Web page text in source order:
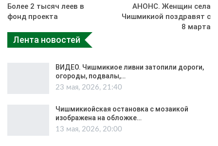
Более 2 тысяч леев в
фонд проекта
АНОНС. Женщин села
Чишмикиой поздравят с
8 марта
Лента новостей
ВИДЕО. Чишмикиое ливни затопили дороги,
огороды, подвалы,…
23 мая, 2026, 21:40
Чишмикиойская остановка с мозаикой
изображена на обложке…
13 мая, 2026, 20:00